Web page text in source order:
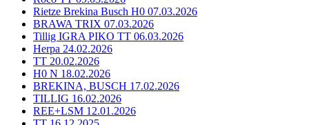
Rietze Brekina Busch H0 07.03.2026
BRAWA TRIX 07.03.2026
Tillig IGRA PIKO TT 06.03.2026
Herpa 24.02.2026
TT 20.02.2026
H0 N 18.02.2026
BREKINA, BUSCH 17.02.2026
TILLIG 16.02.2026
REE+LSM 12.01.2026